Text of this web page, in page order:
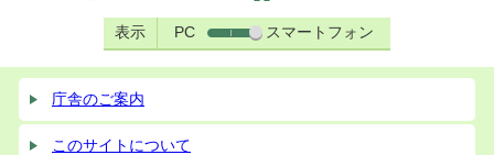
表示 PC スマートフォン
庁舎のご案内
このサイトについて